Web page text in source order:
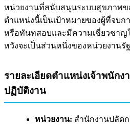
หน่วยงานที่สนับสนุนระบบสุขภาพข
ตำแหน่งนี้เป็นเป้าหมายของผู้ที่จบ
หรือทันทสอบและมีความเชี่ยวชา
หวังจะเป็นส่วนหนึ่งของหน่วยงานรัฐ
รายละเอียดตำแหน่งเจ้าพนัก
ปฏิบัติงาน
หน่วยงาน: สำนักงานปลัด